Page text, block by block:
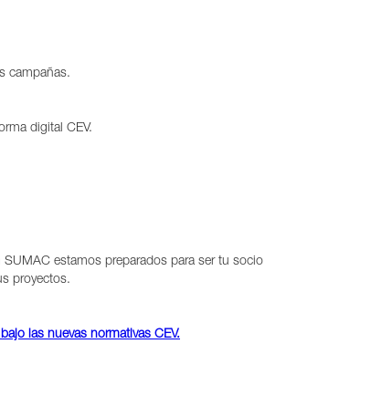
campañas.
digital CEV.
estamos preparados para ser tu socio
proyectos.
las nuevas normativas CEV.